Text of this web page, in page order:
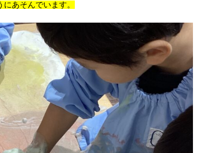
あそんでいます。